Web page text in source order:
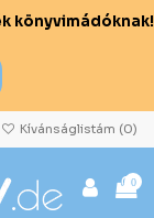
könyvimádóknak!
Kívánságlistám (0)
0